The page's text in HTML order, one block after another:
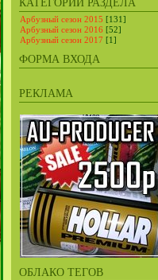
КАТЕГОРИИ РАЗДЕЛА
Арбузный сезон 2015 [131]
Арбузный сезон 2016 [52]
Арбузный сезон 2017 [1]
ФОРМА ВХОДА
РЕКЛАМА
ОБЛАКО ТЕГОВ